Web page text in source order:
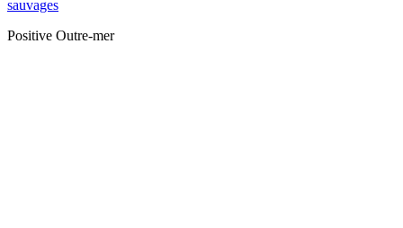
sauvages
Positive Outre-mer